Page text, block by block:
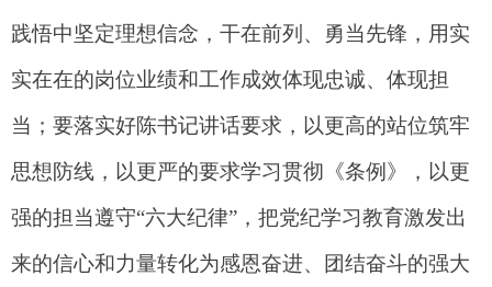
践悟中坚定理想信念，干在前列、勇当先锋，用实
实在在的岗位业绩和工作成效体现忠诚、体现担
当；要落实好陈书记讲话要求，以更高的站位筑牢
思想防线，以更严的要求学习贯彻《条例》，以更
强的担当遵守“六大纪律”，把党纪学习教育激发出
来的信心和力量转化为感恩奋进、团结奋斗的强大